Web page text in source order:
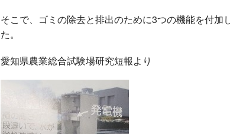
そこで、ゴミの除去と排出のために3つの機能を付加
た。
愛知県農業総合試験場研究短報よ り